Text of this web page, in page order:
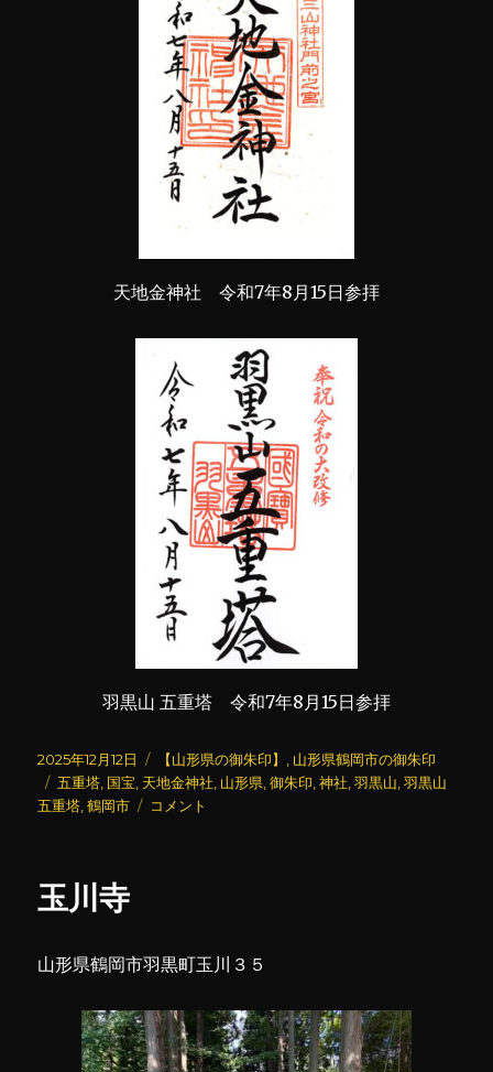
天地金神社 令和7年8月15日参拝
羽黒山 五重塔 令和7年8月15日参拝
投
稿
日:
2025年12月12日
カ
テ
ゴ
【山形県の御朱印】
山形県鶴岡市の御朱印
タ
グ
五重塔 国宝 天地金神社 山形県 ,御朱印 ,神社 ,羽黒山 ,羽黒山
五重塔 ,鶴岡市
羽
に
コメント
玉川寺
山形県鶴岡市羽黒町玉川３５